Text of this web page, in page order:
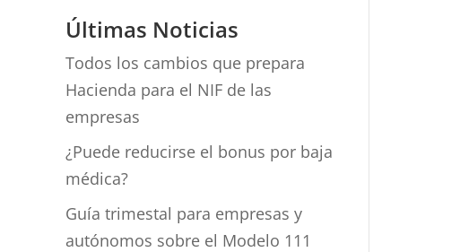
Últimas Noticias
Todos los cambios que prepara
Hacienda para el NIF de las
empresas
¿Puede reducirse el bonus por baja
médica?
Guía trimestal para empresas y
autónomos sobre el Modelo 111